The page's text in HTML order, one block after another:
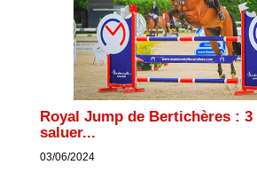
Royal Jump de Bertichères :
saluer...
03/06/2024